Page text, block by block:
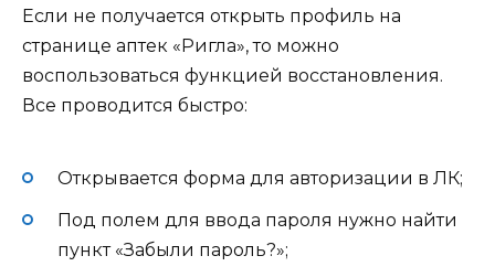
Если не получается открыть профиль на
странице аптек «Ригла», то можно
воспользоваться функцией восстановления.
Все проводится быстро:
Открывается форма для авторизации в ЛК;
Под полем для ввода пароля нужно найти
пункт «Забыли пароль?»;